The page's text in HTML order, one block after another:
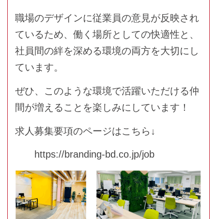
職場のデザインに従業員の意見が反映され
ているため、働く場所としての快適性と、
社員間の絆を深める環境の両方を大切にし
ています。
ぜひ、このような環境で活躍いただける仲
間が増えることを楽しみにしています！
求人募集要項のページはこちら↓
https://branding-bd.co.jp/job